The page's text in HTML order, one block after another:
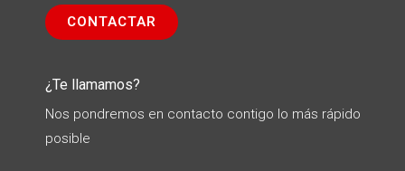
CONTACTAR
¿Te llamamos?
Nos pondremos en contacto contigo lo más rápido
posible